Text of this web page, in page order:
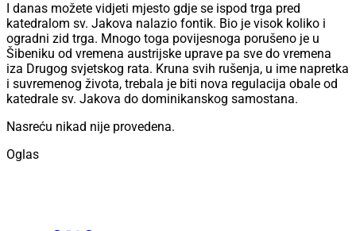
I danas možete vidjeti mjesto gdje se ispod trga pred
katedralom sv. Jakova nalazio fontik. Bio je visok koliko i
ogradni zid trga. Mnogo toga povijesnoga porušeno je u
Šibeniku od vremena austrijske uprave pa sve do vremena
iza Drugog svjetskog rata. Kruna svih rušenja, u ime napretka
i suvremenog života, trebala je biti nova regulacija obale od
katedrale sv. Jakova do dominikanskog samostana.
Nasreću nikad nije provedena.
Oglas